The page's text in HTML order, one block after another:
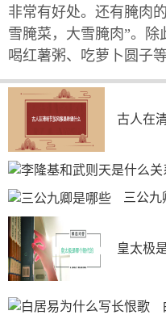
非常有好处。还有腌肉
雪腌菜，大雪腌肉”。除
喝红薯粥、吃萝卜圆子等
古人在
三公九
皇太极